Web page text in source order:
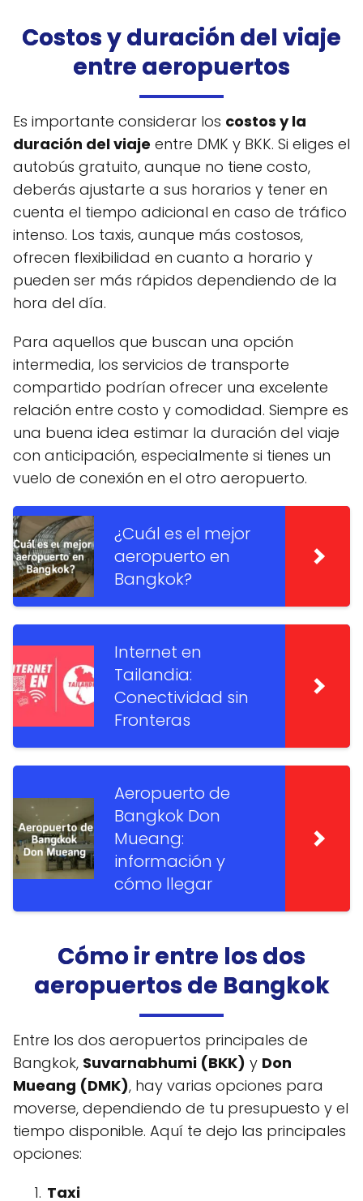
Costos y duración del viaje
entre aeropuertos
Es importante considerar los costos y la
duración del viaje entre DMK y BKK. Si eliges el
autobús gratuito, aunque no tiene costo,
deberás ajustarte a sus horarios y tener en
cuenta el tiempo adicional en caso de tráfico
intenso. Los taxis, aunque más costosos,
ofrecen flexibilidad en cuanto a horario y
pueden ser más rápidos dependiendo de la
hora del día.
Para aquellos que buscan una opción
intermedia, los servicios de transporte
compartido podrían ofrecer una excelente
relación entre costo y comodidad. Siempre es
una buena idea estimar la duración del viaje
con anticipación, especialmente si tienes un
vuelo de conexión en el otro aeropuerto.
¿Cuál es el mejor
aeropuerto en
Bangkok?
Internet en
Tailandia:
Conectividad sin
Fronteras
Aeropuerto de
Bangkok Don
Mueang:
información y
cómo llegar
Cómo ir entre los dos
aeropuertos de Bangkok
Entre los dos aeropuertos principales de
Bangkok, Suvarnabhumi (BKK) y Don
Mueang (DMK), hay varias opciones para
moverse, dependiendo de tu presupuesto y el
tiempo disponible. Aquí te dejo las principales
opciones:
Taxi